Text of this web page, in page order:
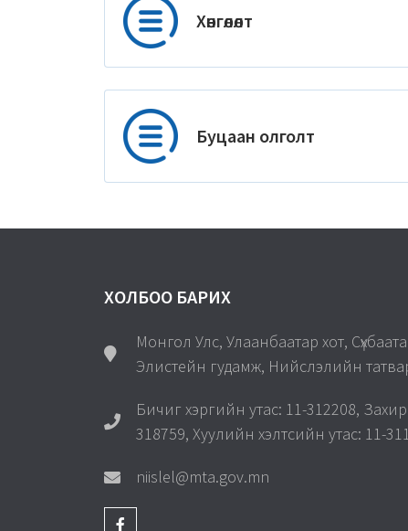
Хөнгөлөлт
Буцаан олголт
ХОЛБОО БАРИХ
Монгол Улс, Улаанбаатар хот,
Элистейн гудамж, Нийслэлийн
Бичиг хэргийн утас: 11-312208,
318759, Хуулийн хэлтсийн утас: 11-
niislel@mta.gov.mn